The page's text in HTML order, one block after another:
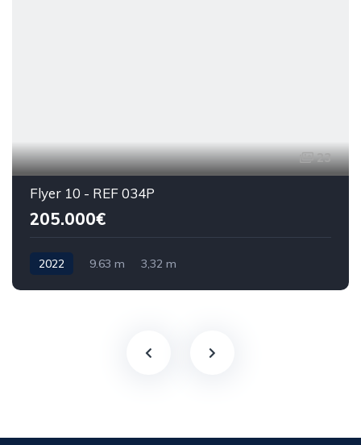
23
Flyer 10 - REF 034P
205.000€
2022 9.63 m 3,32 m